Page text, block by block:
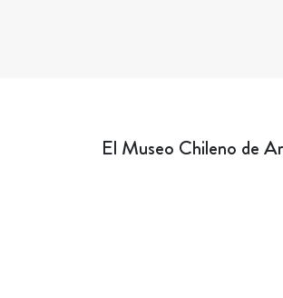
El Museo Chileno de